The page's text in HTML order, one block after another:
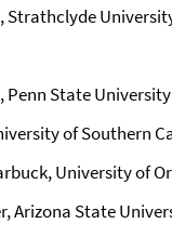
Strathclyde
Penn State University
of Southern
University of
Arizona State